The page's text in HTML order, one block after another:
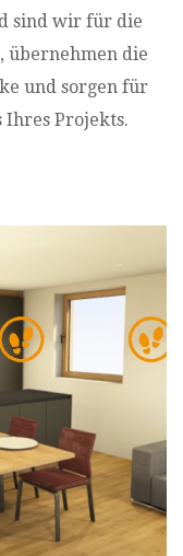
sind wir für die
übernehmen die
und sorgen für
Ihres Projekts.